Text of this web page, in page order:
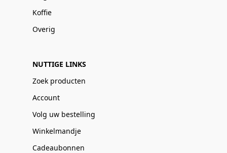
Koffie
Overig
NUTTIGE LINKS
Zoek producten
Account
Volg uw bestelling
Winkelmandje
Cadeaubonnen